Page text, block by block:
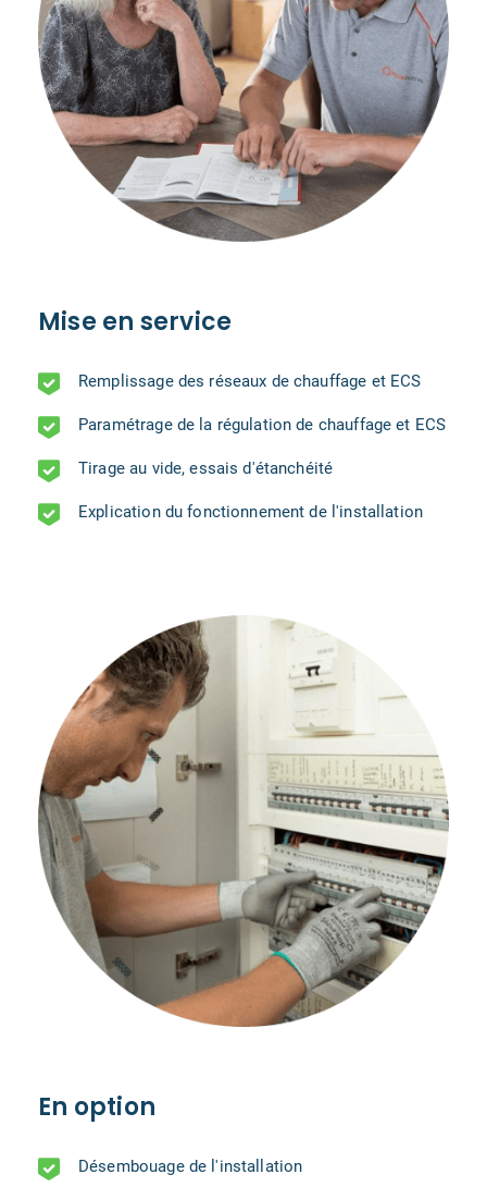
Mise en service
Remplissage des réseaux de chauffage et ECS
Paramétrage de la régulation de chauffage et ECS
Tirage au vide, essais d'étanchéité
Explication du fonctionnement de l'installation
En option
Désembouage de l'installation